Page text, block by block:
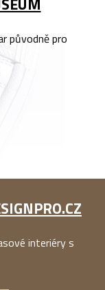
původně pro
interiéry s